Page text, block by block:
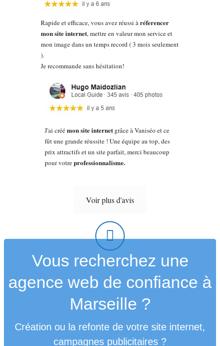
Rapide et efficace, vous avez réussi àréferencer
mon site internet, mettre en valeur mon service et
mon image dans un temps record ( 3 mois seulement
).
Je recommande sans hésitation!
J'ai créémon site internet grâce à Vaniséo et ce
fût une grande réussite ! Une équipe au top, des
prix attractifs et un site parfait, merci beaucoup
pour votreprofessionnalisme.
Voir plus d'avis
Vous recherchez une
agence web de confiance à
Marseille ?
Création ou la refonte de votre site internet,
campagnes publicitaires ?